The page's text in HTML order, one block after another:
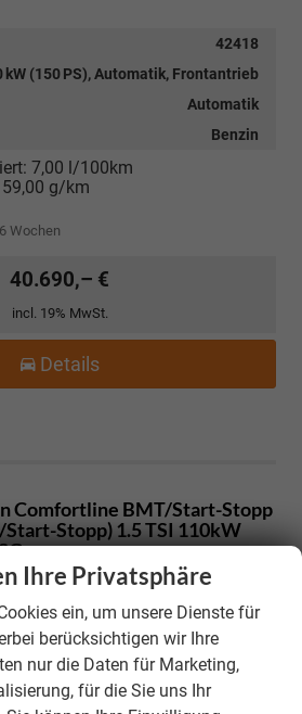
42418
kW (150 PS), Automatik, Frontantrieb
Automatik
Benzin
7,00 l/100km
g/km
6 Wochen
40.690,– €
incl. 19% MwSt.
Details
drucken
Comfortline BMT/Start-Stopp
Stopp) 1.5 TSI 110kW
Frontantrieb
Ihre Privatsphäre
ein, um unsere Dienste für
berücksichtigen wir Ihre
nur die Daten für Marketing,
für die Sie uns Ihr